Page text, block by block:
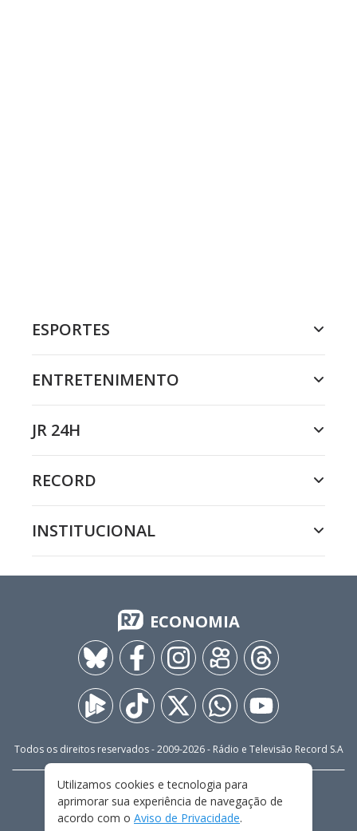
ESPORTES
ENTRETENIMENTO
JR 24H
RECORD
INSTITUCIONAL
ECONOMIA
Todos os direitos reservados - 2009-2026- Rádio e Televisão Record S.A
FALE CONOSCO
PRIVACIDADE
TERMOS E CONDIÇÕES DE USO
Utilizamos cookies e tecnologia para
aprimorar sua experiência de navegação de
acordo com o Aviso de Privacidade.